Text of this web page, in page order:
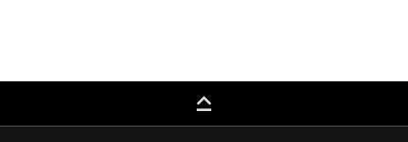
keyboard_capslock